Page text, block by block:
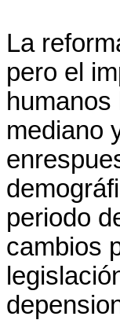
La
pero el
mediano
periodo
cambios